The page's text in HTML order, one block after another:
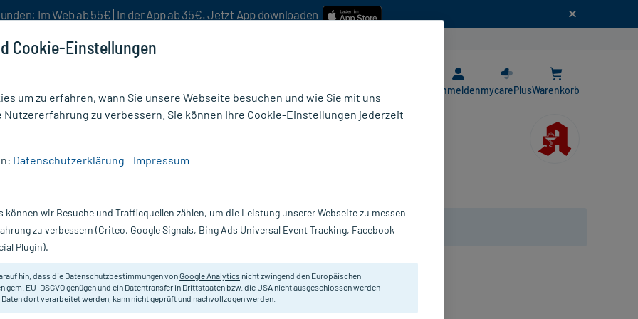
Im Web ab 55€ | In der App ab 35€. Jetzt App downloaden
AnmeldenmycarePlusWarenkorb
Nur für kurze Zeit:Gratis-Versand* ab 19€ Mindestbestellwert!
100 St ratiopharm
Zur Behandlung von chronischer Verstopfung.
Cookie-Einstellungen
um zu erfahren, wann Sie unsere Webseite besuchen und wie Sie mit uns
Nutzererfahrung zu verbessern. Sie können Ihre Cookie-Einstellungen jederzeit
Datenschutzerklärung Impressum
können wir Besuche und Trafficquellen zählen, um die Leistung unserer Webseite zu messen
zu verbessern (Criteo, Google Signals, Bing Ads Universal Event Tracking, Facebook
Plugin).
hin, dass die Datenschutzbestimmungen vonGoogle Analytics nicht zwingend den Europäischen
gem. EU-DSGVO genügen und ein Datentransfer in Drittstaaten bzw. die USA nicht ausgeschlossen werden
Daten dort verarbeitet werden, kann nicht geprüft und nachvollzogen werden.